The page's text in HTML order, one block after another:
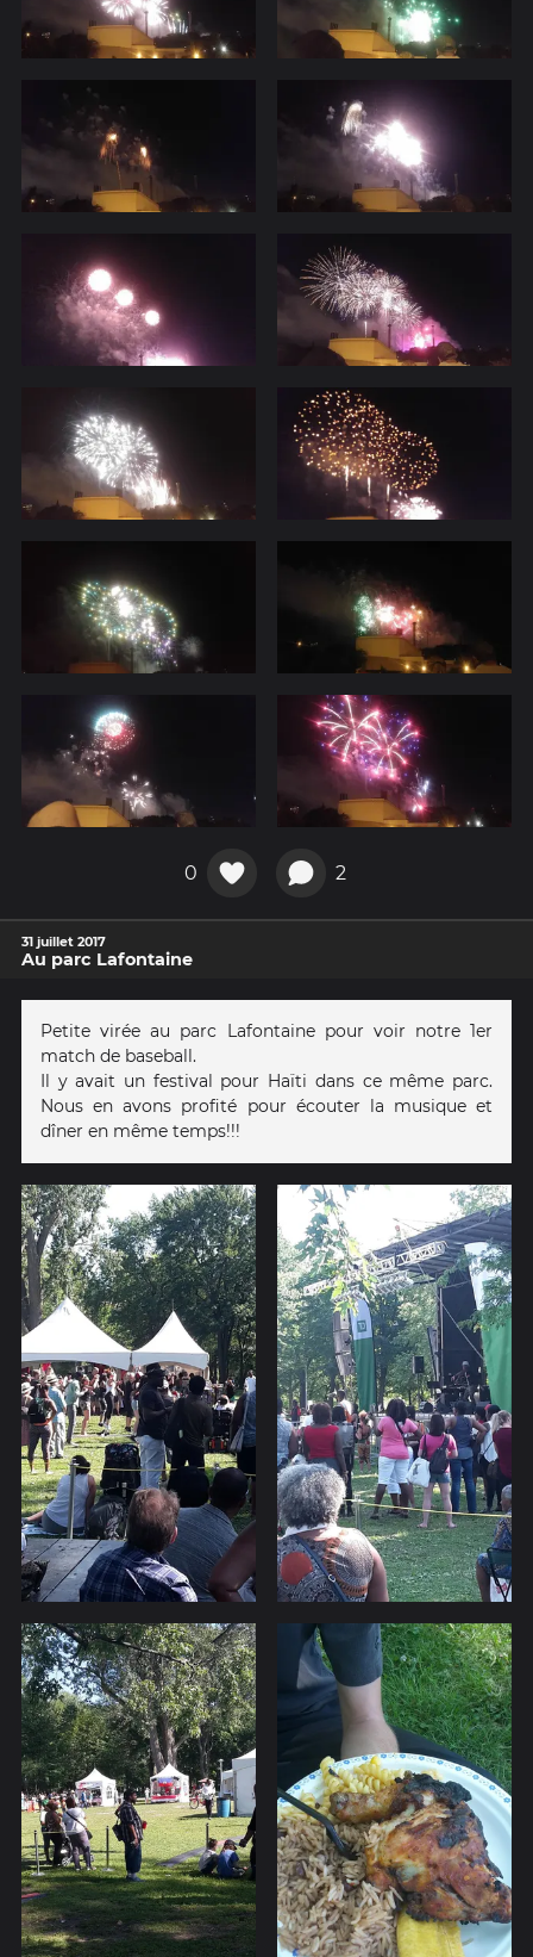
0 2
31 juillet 2017
Au parc Lafontaine
Petite virée au parc Lafontaine pour voir notre 1er
match de baseball.
Il y avait un festival pour Haïti dans ce même parc.
Nous en avons profité pour écouter la musique et
dîner en même temps!!!